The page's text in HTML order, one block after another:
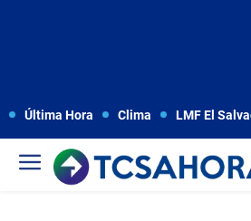
Última Hora Clima LMF El